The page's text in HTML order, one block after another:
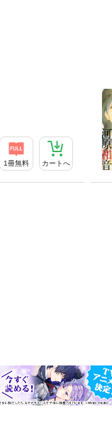
1冊無料 カートへ